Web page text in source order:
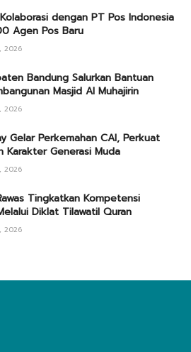
dengan PT Pos Indonesia
Agen Pos Baru
2026
Bandung Salurkan Bantuan
Masjid Al Muhajirin
2026
Gelar Perkemahan CAI, Perkuat
Karakter Generasi Muda
2026
Tingkatkan Kompetensi
Diklat Tilawatil Quran
2026